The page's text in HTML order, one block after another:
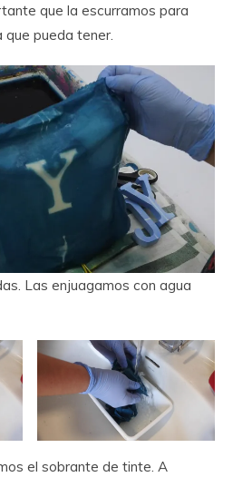
que la escurramos para
pueda tener.
Las enjuagamos con agua
el sobrante de tinte. A